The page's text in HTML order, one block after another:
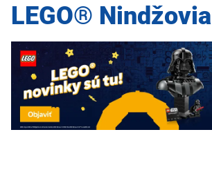
LEGO® Nindžovia